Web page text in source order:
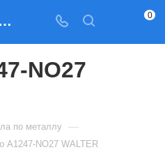
Сверла спиральные Сверло A1247-NO27 WALTER — купить по выгодным ценам в Москве 0
NO27
по металлу —
A1247-NO27 WALTER